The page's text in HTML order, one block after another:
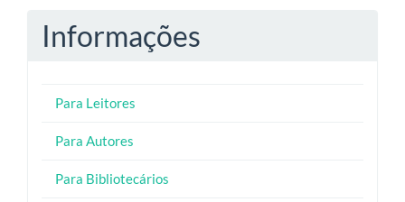
Informações
Para Leitores
Para Autores
Para Bibliotecários